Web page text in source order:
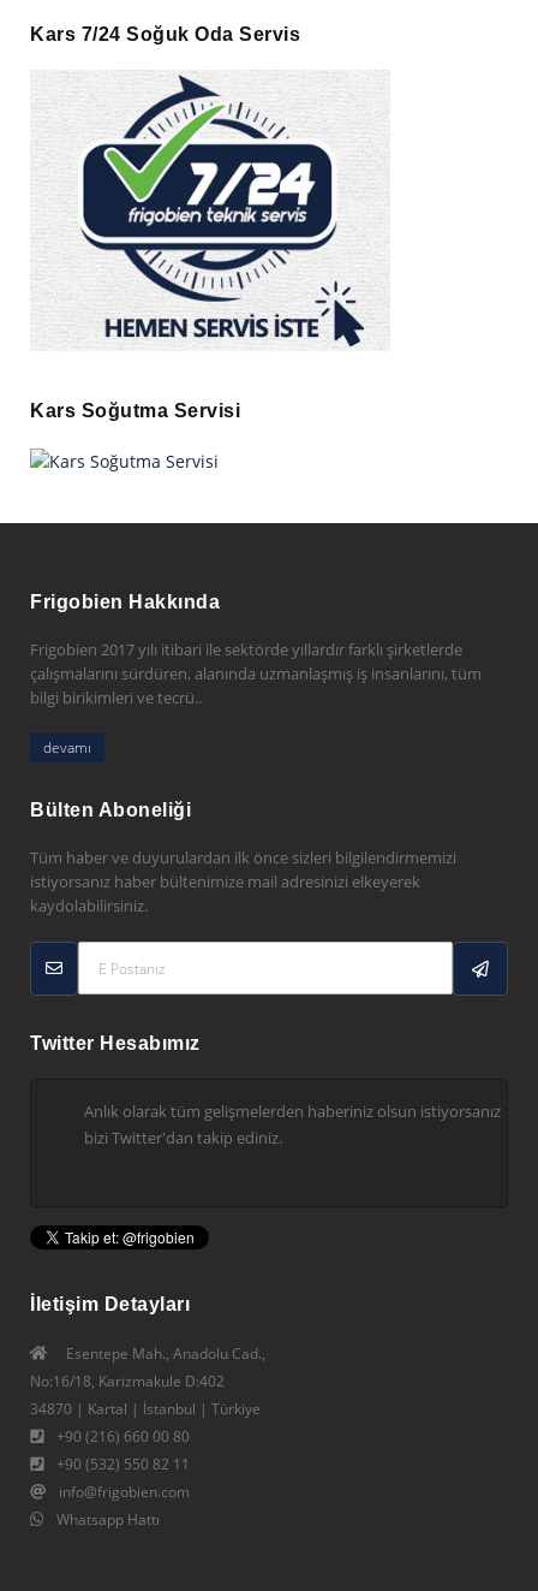
Kars 7/24 Soğuk Oda Servis
Kars Soğutma Servisi
Frigobien Hakkında
Frigobien 2017 yılı itibari ile sektörde yıllardır farklı şirketlerde
çalışmalarını sürdüren, alanında uzmanlaşmış iş insanlarını, tüm
bilgi birikimleri ve tecrü..
devamı
Bülten Aboneliği
Tüm haber ve duyurulardan ilk önce sizleri bilgilendirmemizi
istiyorsanız haber bültenimize mail adresinizi elkeyerek
kaydolabilirsiniz.
Twitter Hesabımız
Anlık olarak tüm gelişmelerden haberiniz olsun istiyorsanız
bizi Twitter'dan takip ediniz.
İletişim Detayları
Esentepe Mah., Anadolu Cad.,
No:16/18, Karizmakule D:402
34870 | Kartal | İstanbul | Türkiye
+90 (216) 660 00 80
+90 (532) 550 82 11
info@frigobien.com
Whatsapp Hattı